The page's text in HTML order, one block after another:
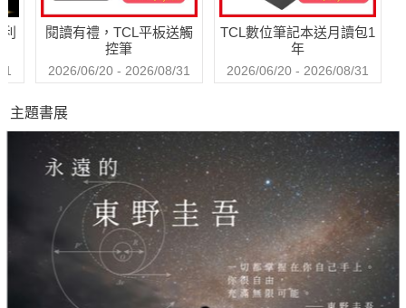
在思想超脫常模之際，開始學習享受孤獨。
利用原生的孤獨感，替你指路；用孤獨澄澈的心，擁抱喧囂
如此一來，很多事情來到面前，你會忽然看得很清楚，無所
遁形。
鍛鍊孤獨力，能令你忠於自己、傾聽自己、了解自己。
它不會讓人變得非黑即白，反而在面對灰色地帶時更加從
如果你想在生活與職場中，擁有更多自主與餘裕、走出自己
的路，
那麼，歡迎你與張力中一起鍛鍊孤獨力。
閱讀有禮，TCL平板送觸
控筆
2026/06/20 - 2026/08/31
TCL數位筆記本送月讀包1
年
2026/06/20 - 2026/08/31
主題書展